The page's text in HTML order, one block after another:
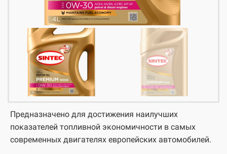
Предназначено для достижения наилучших
показателей топливной экономичности в самых
современных двигателях европейских автомобилей.